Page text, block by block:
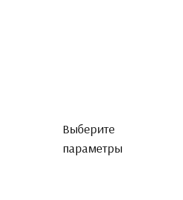
Выберите
параметры